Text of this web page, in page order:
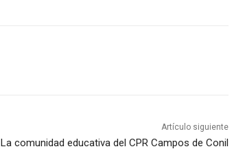
Artículo siguiente
La comunidad educativa del CPR Campos de Conil